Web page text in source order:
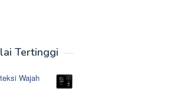
Tertinggi
Wajah